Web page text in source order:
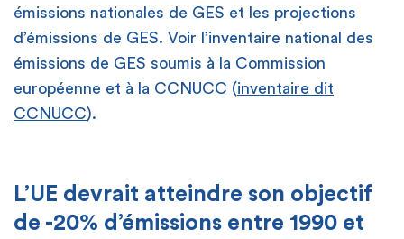
émissions nationales de GES et les projections
d’émissions de GES. Voir l’inventaire national des
émissions de GES soumis à la Commission
européenne et à la CCNUCC (inventaire dit
CCNUCC).
L’UE devrait atteindre son objectif
de -20% d’émissions entre 1990 et